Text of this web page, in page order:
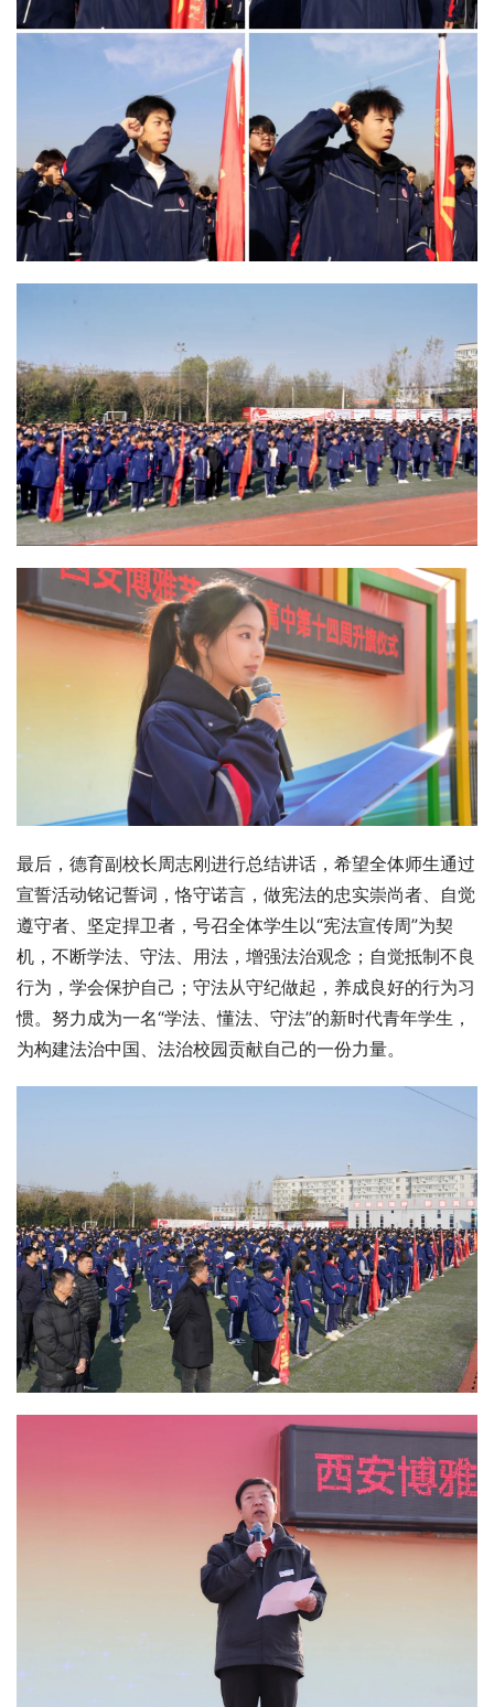
最后，德育副校长周志刚进行总结讲话，希望全体师生通过
宣誓活动铭记誓词，恪守诺言，做宪法的忠实崇尚者、自觉
遵守者、坚定捍卫者，号召全体学生以“宪法宣传周”为契
机，不断学法、守法、用法，增强法治观念；自觉抵制不良
行为，学会保护自己；守法从守纪做起，养成良好的行为习
惯。努力成为一名“学法、懂法、守法”的新时代青年学生，
为构建法治中国、法治校园贡献自己的一份力量。